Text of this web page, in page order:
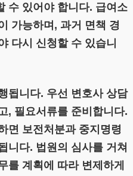
수 있어야 합니다. 급여소
가능하며, 과거 면책 경
다시 신청할 수 있습니
됩니다. 우선 변호사 상담
, 필요서류를 준비합니다.
면 보전처분과 중지명령
니다. 법원의 심사를 거쳐
를 계획에 따라 변제하게